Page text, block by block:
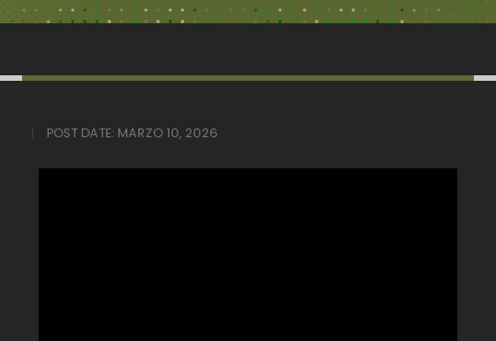
POST DATE: MARZO 10, 2026